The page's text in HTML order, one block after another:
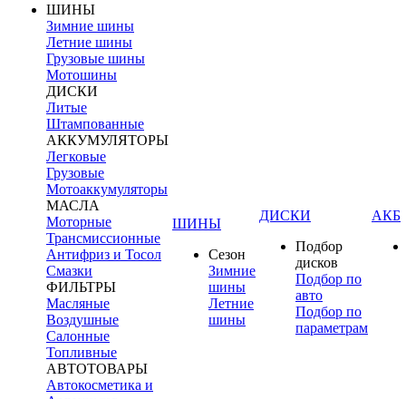
ШИНЫ
Зимние шины
Летние шины
Грузовые шины
Мотошины
ДИСКИ
Литые
Штампованные
АККУМУЛЯТОРЫ
Легковые
Грузовые
Мотоаккумуляторы
МАСЛА
Моторные
Трансмиссионные
Антифриз и Тосол
Смазки
ФИЛЬТРЫ
Масляные
Воздушные
Салонные
Топливные
АВТОТОВАРЫ
Автокосметика и
ШИНЫ
Сезон
Зимние
шины
Летние
шины
ДИСКИ
Подбор
дисков
Подбор по
авто
Подбор по
параметрам
АКБ